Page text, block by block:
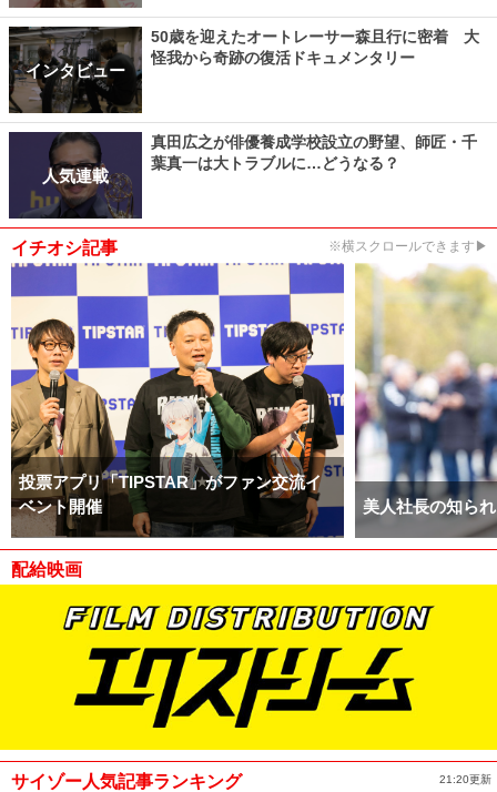
インタビュー
50歳を迎えたオートレーサー森且行に密着 大
怪我から奇跡の復活ドキュメンタリー
人気連載
真田広之が俳優養成学校設立の野望、師匠・千
葉真一は大トラブルに…どうなる？
イチオシ記事 ※横スクロールできます▶
投票アプリ「TIPSTAR」がファン交流イ
ベント開催
美人社長の知ら
配給映画
サイゾー人気記事ランキング 21:20更新